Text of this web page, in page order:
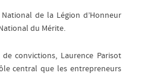
de la Légion d’Honneur
du Mérite.
de convictions, Laurence Parisot
central que les entrepreneurs